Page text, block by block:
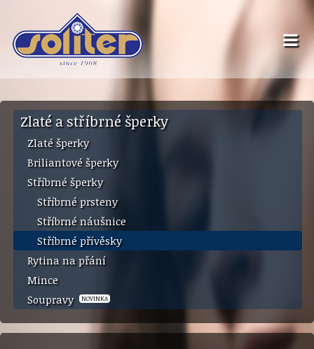
Zlaté a stříbrné šperky
Zlaté šperky
Briliantové šperky
Stříbrné šperky
Stříbrné prsteny
Stříbrné náušnice
Stříbrné přívěsky
Rytina na přání
Mince
Soupravy
NOVINKA